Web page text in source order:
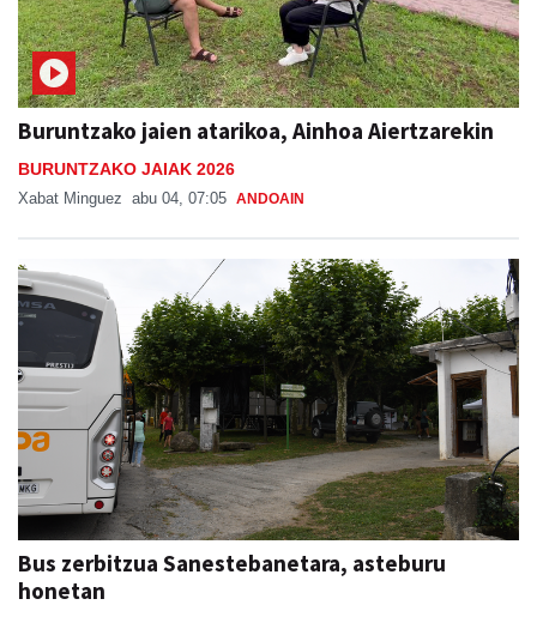
Buruntzako jaien atarikoa, Ainhoa Aiertzarekin
BURUNTZAKO JAIAK 2026
Xabat Minguez abu 04, 07:05 ANDOAIN
Bus zerbitzua Sanestebanetara, asteburu
honetan